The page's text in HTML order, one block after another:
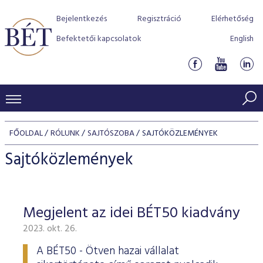
Bejelentkezés Regisztráció
Elérhetőség
Befektetői kapcsolatok
English
KERESKEDÉSI ADATOK
INDEXEK
Jelzáloglevél indexek
Vállalati kötvény indexek
Azonnali Piac
Részvények
Származékos piac
BEFEKTETŐK
Részvény szekció
Hitelpapír szekció
BÉT szabályzatok
Befektetővédelem
Alkalmazott díjstruktúra
Elszámolás
Részvény és vállalati kötvény tőzsdei bevezetését
program
BÉT Xtend - Részvénypiac egyszerűen
TŐZSDETAGOK
Tőzsdetagok, üzletkötők
VENDOROK
FŐOLDAL RÓLUNK SAJTÓSZOBA SAJTÓKÖZLEMÉNYEK
Sajtóközlemények
Megjelent az idei BÉT50 kiadvány
2023. okt. 26.
A BÉT50 - Ötven hazai vállalat